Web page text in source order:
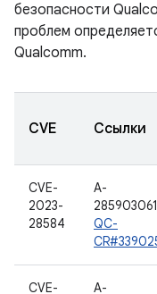
безопасности
проблем
Qualcomm.
CVE Ссылки
CVE-
2023-
28584
A-
285903061
QC-
CVE-
A-